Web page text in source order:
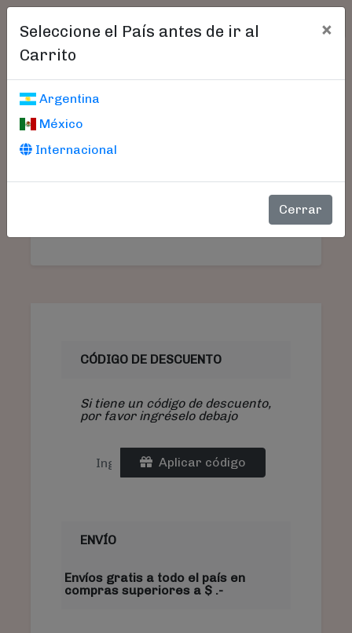
Seleccione el País antes de ir al
Carrito
×
Argentina
México
Internacional
Cerrar
Carrito De Compras
Aún no seleccionó libros.
CANTIDAD
CÓDIGO DE DESCUENTO
Si tiene un código de descuento,
por favor ingréselo debajo
Aplicar código
ENVÍO
Envíos gratis a todo el país en
compras superiores a $ .-